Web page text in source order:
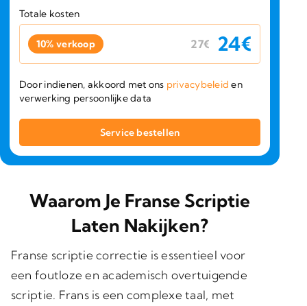
Totale kosten
10% verkoop 27€ 24€
Door indienen, akkoord met ons privacybeleid en
verwerking persoonlijke data
Waarom Je Franse Scriptie
Laten Nakijken?
Franse scriptie correctie is essentieel voor
een foutloze en academisch overtuigende
scriptie. Frans is een complexe taal, met